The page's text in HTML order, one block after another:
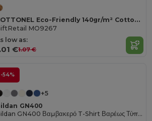
COTTONEL Eco-Friendly 140gr/m² Cotton Shopping Tote Bag
MO9267
low as:
€1.07 €
-54%
+5
GN400
Gildan GN400 Βαμβακερό T-Shirt Βαρέως Τύπου